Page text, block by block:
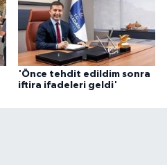
'Önce tehdit edildim sonra
iftira ifadeleri geldi'